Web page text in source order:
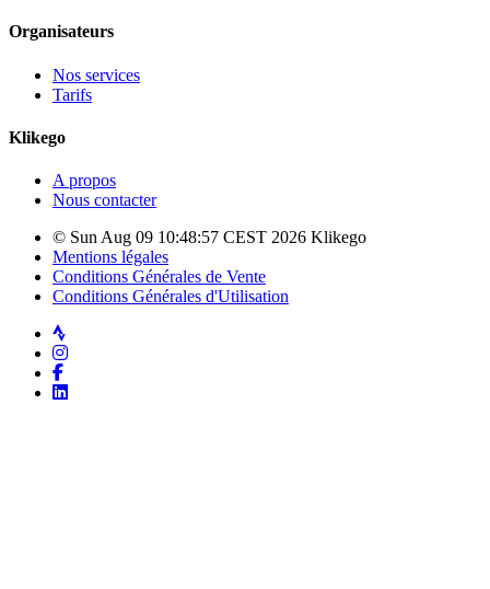
Organisateurs
Nos services
Tarifs
Klikego
A propos
Nous contacter
© Sun Aug 09 10:48:57 CEST 2026 Klikego
Mentions légales
Conditions Générales de Vente
Conditions Générales d'Utilisation
Strava
Instagram
Facebook
LinkedIn